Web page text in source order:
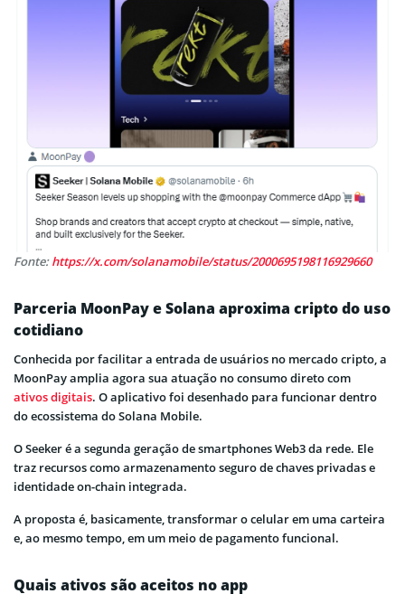
Fonte:https://x.com/solanamobile/status/2000695198116929660
Parceria MoonPay e Solana aproxima cripto do uso
cotidiano
Conhecida por facilitar a entrada de usuários no mercado cripto, a
MoonPay amplia agora sua atuação no consumo direto com
ativos digitais. O aplicativo foi desenhado para funcionar dentro
do ecossistema do Solana Mobile.
O Seeker é a segunda geração de smartphones Web3 da rede. Ele
traz recursos como armazenamento seguro de chaves privadas e
identidade on-chain integrada.
A proposta é, basicamente, transformar o celular em uma carteira
e, ao mesmo tempo, em um meio de pagamento funcional.
Quais ativos são aceitos no app